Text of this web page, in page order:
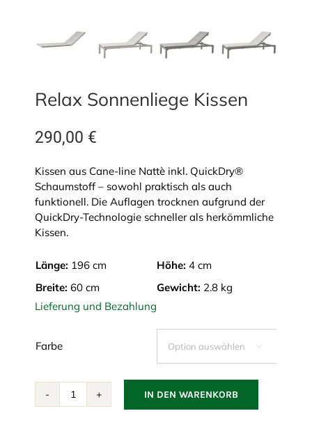
Relax Sonnenliege Kissen
290,00 €
Kissen aus Cane-line Nattè inkl. QuickDry®
Schaumstoff – sowohl praktisch als auch
funktionell. Die Auflagen trocknen aufgrund der
QuickDry-Technologie schneller als herkömmliche
Kissen.
Länge: 196 cm Höhe: 4 cm
Breite: 60 cm Gewicht: 2.8 kg
Lieferung und Bezahlung
Farbe 
Relax
IN DEN WARENKORB